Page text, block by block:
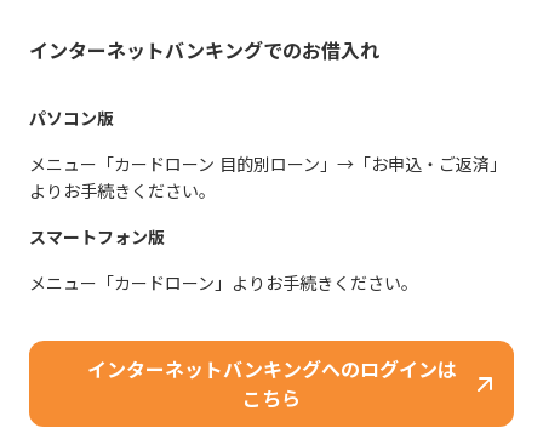
インターネットバンキングでのお借入れ
パソコン版
メニュー「カードローン 目的別ローン」→「お申込・ご返済」
よりお手続きください。
スマートフォン版
メニュー「カードローン」よりお手続きください。
インターネットバンキングへのログインは
こちら